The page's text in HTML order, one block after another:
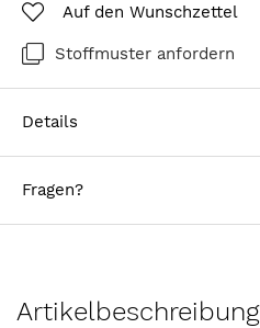
Auf den Wunschzettel
Stoffmuster anfordern
Details
Fragen?
Artikelbeschreibung